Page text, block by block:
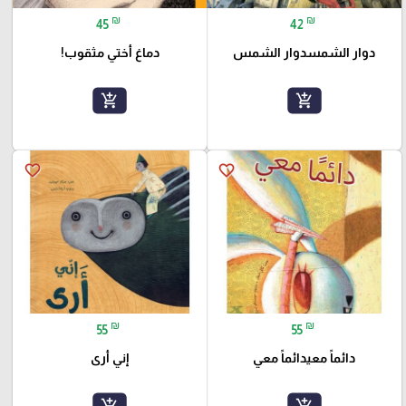
42 ₪
دوار الشمسدوار الشمس
add_shopping_cart
45 ₪
دماغ أختي مثقوب!
add_shopping_cart
favorite_border
55 ₪
دائماً معيدائماً معي
favorite_border
55 ₪
إني أرى